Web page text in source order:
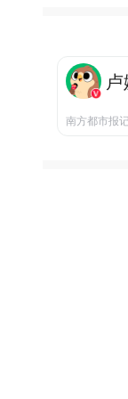
南方都市报